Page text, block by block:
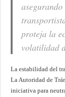
proteja la
volatilidad
La estabilidad del
La Autoridad de
iniciativa para